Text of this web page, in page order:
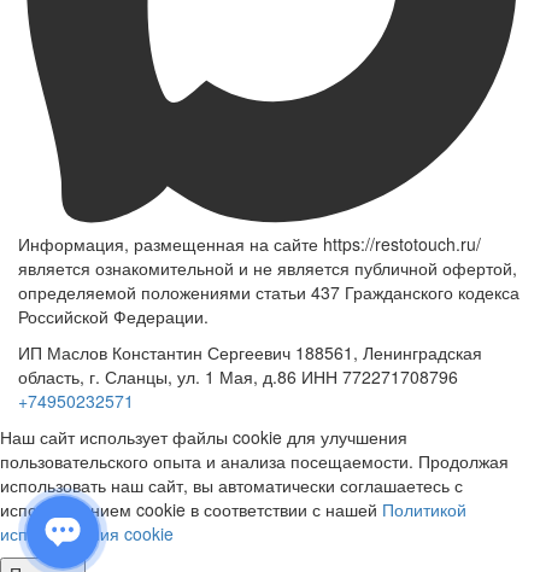
Информация, размещенная на сайте https://restotouch.ru/
является ознакомительной и не является публичной офертой,
определяемой положениями статьи 437 Гражданского кодекса
Российской Федерации.
ИП Маслов Константин Сергеевич 188561, Ленинградская
область, г. Сланцы, ул. 1 Мая, д.86 ИНН 772271708796
+74950232571
Наш сайт использует файлы cookie для улучшения
пользовательского опыта и анализа посещаемости. Продолжая
использовать наш сайт, вы автоматически соглашаетесь с
использованием cookie в соответствии с нашей Политикой
использования cookie